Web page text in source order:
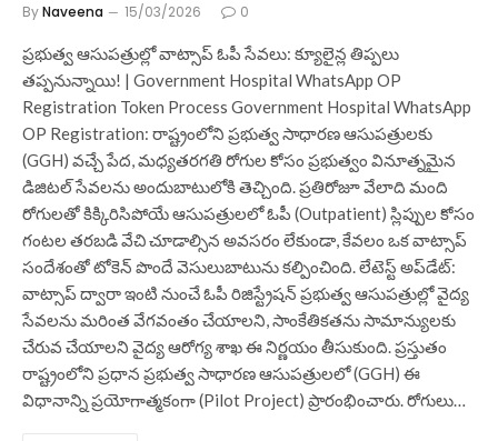
ByNaveena 15/03/2026 0
ప్రభుత్వ ఆసుపత్రుల్లో వాట్సాప్ ఓపీ సేవలు: క్యూలైన్ల తిప్పలు
తప్పనున్నాయి! | Government Hospital WhatsApp OP
Registration Token Process Government Hospital WhatsApp
OP Registration: రాష్ట్రంలోని ప్రభుత్వ సాధారణ ఆసుపత్రులకు
(GGH) వచ్చే పేద, మధ్యతరగతి రోగుల కోసం ప్రభుత్వం వినూత్నమైన
డిజిటల్ సేవలను అందుబాటులోకి తెచ్చింది. ప్రతిరోజూ వేలాది మంది
రోగులతో కిక్కిరిసిపోయే ఆసుపత్రులలో ఓపీ (Outpatient) స్లిప్పుల కోసం
గంటల తరబడి వేచి చూడాల్సిన అవసరం లేకుండా, కేవలం ఒక వాట్సాప్
సందేశంతో టోకెన్ పొందే వెసులుబాటును కల్పించింది. లేటెస్ట్ అప్‌డేట్:
వాట్సాప్ ద్వారా ఇంటి నుంచే ఓపీ రిజిస్ట్రేషన్ ప్రభుత్వ ఆసుపత్రుల్లో వైద్య
సేవలను మరింత వేగవంతం చేయాలని, సాంకేతికతను సామాన్యులకు
చేరువ చేయాలని వైద్య ఆరోగ్య శాఖ ఈ నిర్ణయం తీసుకుంది. ప్రస్తుతం
రాష్ట్రంలోని ప్రధాన ప్రభుత్వ సాధారణ ఆసుపత్రులలో (GGH) ఈ
విధానాన్ని ప్రయోగాత్మకంగా (Pilot Project) ప్రారంభించారు. రోగులు…